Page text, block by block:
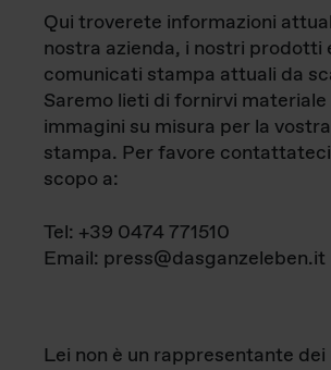
Qui troverete informazioni
nostra azienda, i nostri prodotti
comunicati stampa attuali da
Saremo lieti di fornirvi
immagini su misura per la
stampa. Per favore
scopo a:
Tel: +39 0474 771510
Email: press@dasganzeleben.it
Lei non è un rappresentante dei